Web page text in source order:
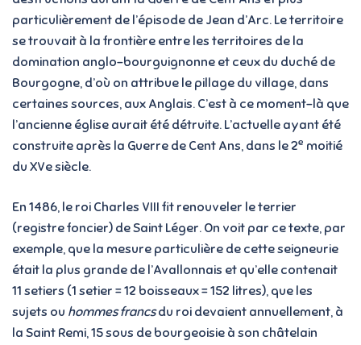
particulièrement de l’épisode de Jean d’Arc. Le territoire
se trouvait à la frontière entre les territoires de la
domination anglo-bourguignonne et ceux du duché de
Bourgogne, d’où on attribue le pillage du village, dans
certaines sources, aux Anglais. C’est à ce moment-là que
l’ancienne église aurait été détruite. L’actuelle ayant été
construite après la Guerre de Cent Ans, dans le 2e moitié
du XVe siècle.
En 1486, le roi Charles VIII fit renouveler le terrier
(registre foncier) de Saint Léger. On voit par ce texte, par
exemple, que la mesure particulière de cette seigneurie
était la plus grande de l’Avallonnais et qu’elle contenait
11 setiers (1 setier = 12 boisseaux = 152 litres), que les
sujets ou hommes francsdu roi devaient annuellement, à
la Saint Remi, 15 sous de bourgeoisie à son châtelain